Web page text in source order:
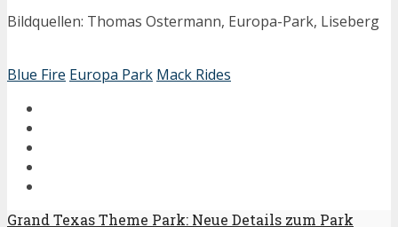
Bildquellen: Thomas Ostermann, Europa-Park, Liseberg
Blue Fire Europa Park Mack Rides
Grand Texas Theme Park: Neue Details zum Park